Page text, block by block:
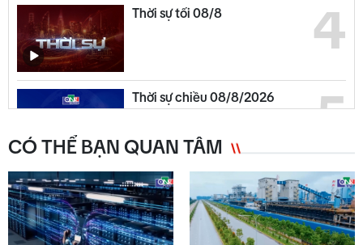
4
Thời sự tối 08/8
5
Thời sự chiều 08/8/2026
6
Chuyển động duyên hải chiều
08/8
CÓ THỂ BẠN QUAN TÂM